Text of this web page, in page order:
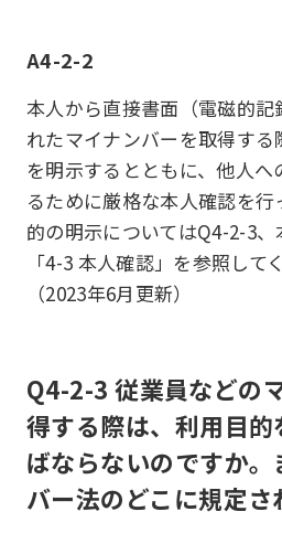
A4-2-2
本人から直接書面（電磁的
れたマイナンバーを取得す
を明示するとともに、他人
るために厳格な本人確認を行
的の明示についてはQ4-2-3
「4-3 本人確認」を参照して
（2023年6月更新）
Q4-2-3 従業員などの
得する際は、利用目
ばならないのですか
バー法のどこに規定さ